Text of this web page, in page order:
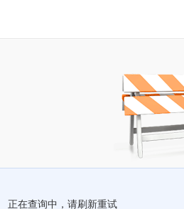
正在查询中，请刷新重试